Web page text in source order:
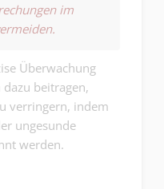
im
Überwachung
beitragen,
verringern, indem
ungesunde
werden.